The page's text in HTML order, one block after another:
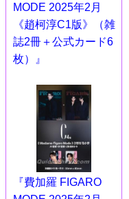
MODE 2025年2月
《趙柯淳C1版》（雑
誌2冊＋公式カード6
枚）』
『費加羅 FIGARO